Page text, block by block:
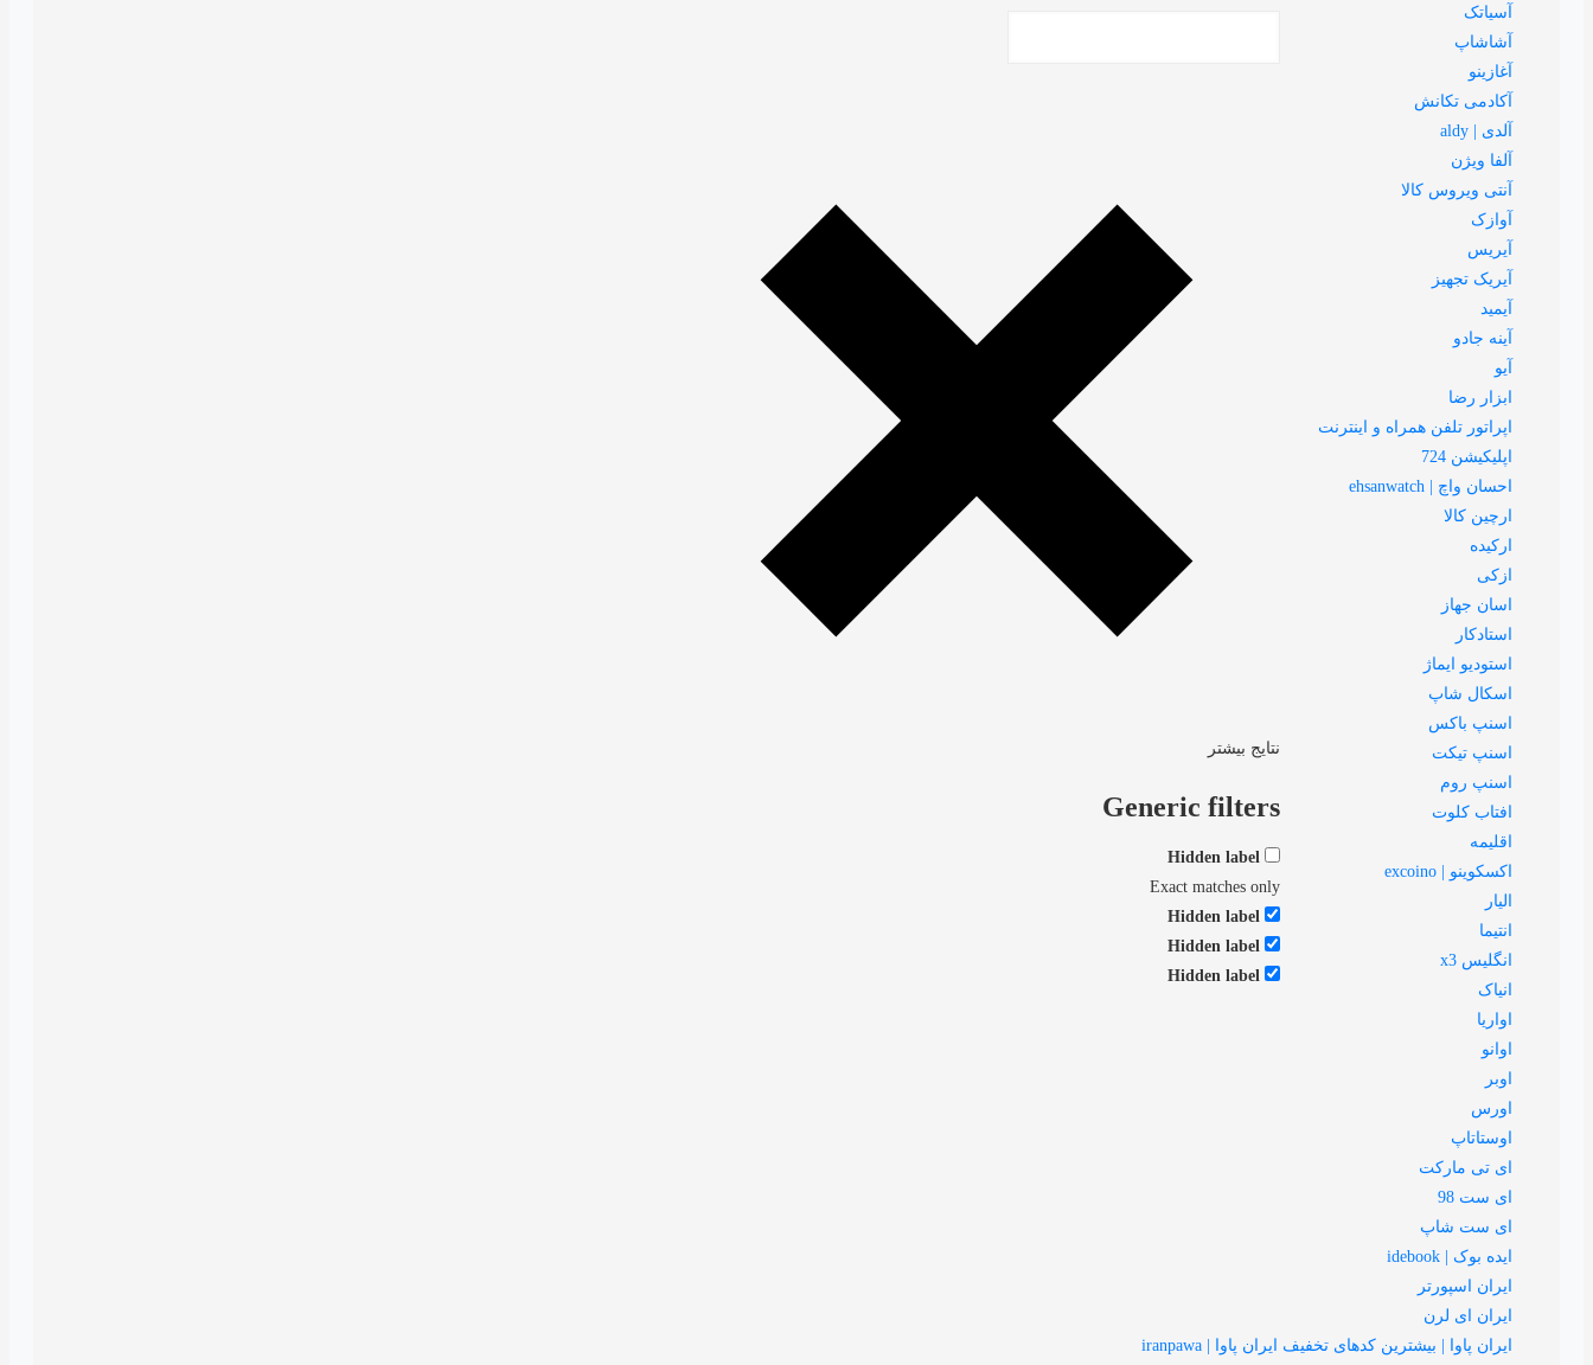
نتایج بیشتر
Generic filters
Hidden label
Exact matches only
Hidden label
Hidden label
Hidden label
آسیاتک
آشاشاپ
آغازینو
آکادمی تکانش
آلدی | aldy
آلفا ویژن
آنتی ویروس کالا
آوازک
آیریس
آیریک تجهیز
آیمید
آینه جادو
آیو
ابزار رضا
اپراتور تلفن همراه و اینترنت
اپلیکیشن 724
احسان واچ | ehsanwatch
ارچین کالا
ارکیده
ازکی
اسان جهاز
استادکار
استودیو ایماژ
اسکال شاپ
اسنپ باکس
اسنپ تیکت
اسنپ روم
افتاب کلوت
اقلیمه
اکسکوینو | excoino
الیار
انتیما
انگلیس x3
انیاک
اواریا
اوانو
اوبر
اورس
اوستاتاپ
ای تی مارکت
ای ست 98
ای ست شاپ
ایده بوک | idebook
ایران اسپورتر
ایران ای لرن
ایران پاوا | بیشترین کدهای تخفیف ایران پاوا | iranpawa